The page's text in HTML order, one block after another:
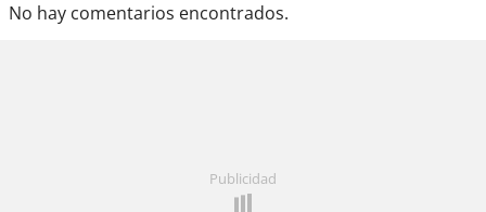
No hay comentarios encontrados.
Publicidad